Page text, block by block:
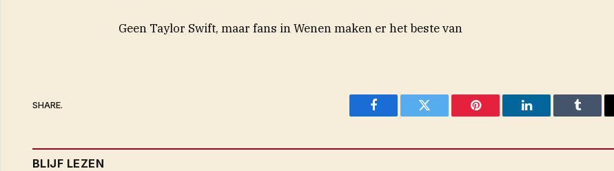
Geen Taylor Swift, maar fans in Wenen maken er het beste van
SHARE.
Facebook Twitter Pinterest LinkedIn Tumblr
BLIJF LEZEN